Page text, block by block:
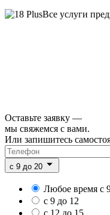
Все услуги
Оставьте заявку —
мы свяжемся с вами.
Или запишитесь
c 9 до 20
Любое время с
с 9 до 12